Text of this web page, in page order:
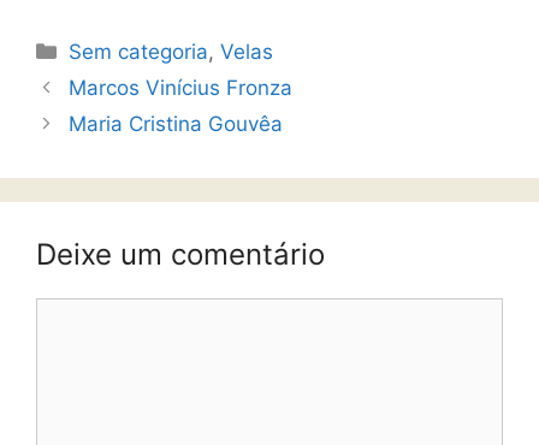
Sem categoria,Velas
Marcos Vinícius Fronza
Maria Cristina Gouvêa
Deixe um comentário